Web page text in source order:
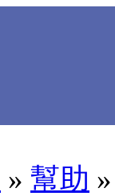
» 幫助